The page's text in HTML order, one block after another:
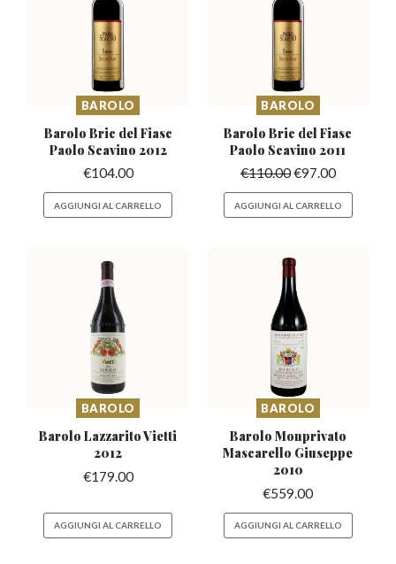
BAROLO
Barolo Bric del Fiasc
Paolo Scavino 2012
€104.00
AGGIUNGI AL CARRELLO
BAROLO
Barolo Bric del Fiasc
Paolo Scavino 2011
€110.00€97.00
AGGIUNGI AL CARRELLO
BAROLO
Barolo LazzaritoVietti
2012
€179.00
AGGIUNGI AL CARRELLO
BAROLO
Barolo Monprivato
Mascarello Giuseppe
2010
€559.00
AGGIUNGI AL CARRELLO